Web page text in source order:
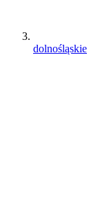
dolnośląskie